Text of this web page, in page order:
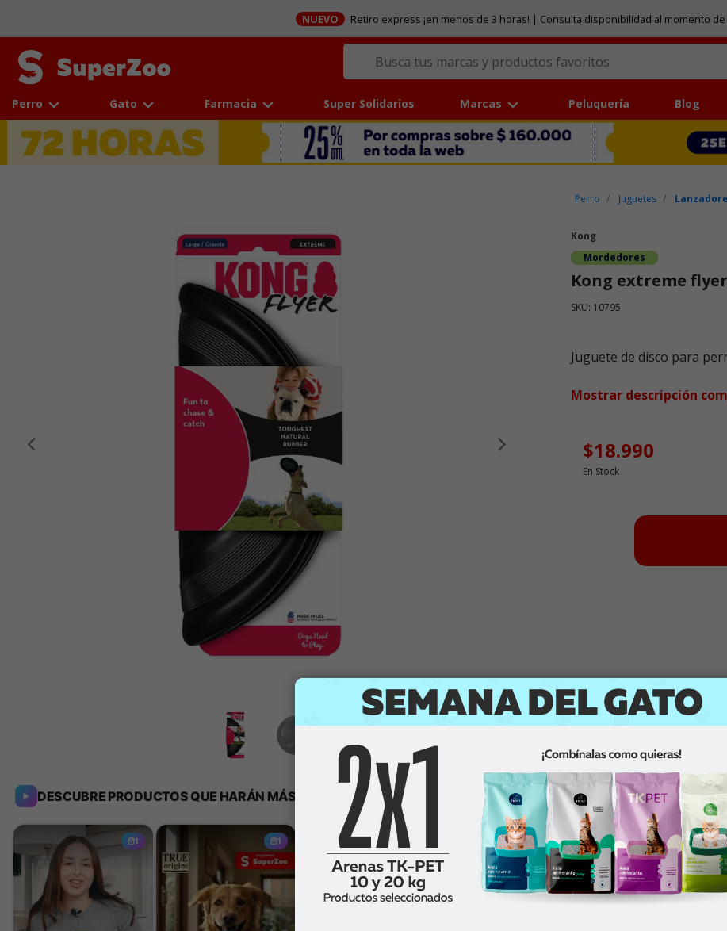
NUEVO Retiro express ¡en menos de 3 horas! | Consulta disponibilidad al momento de
Perro Gato Farmacia Super Solidarios Marcas Peluquería Blog
Anterior
Perro Juguetes
Kong
Mordedores
Kong extreme
SKU: 10795
Juguete de disco para
Mostrar descripción
$18.990
En Stock